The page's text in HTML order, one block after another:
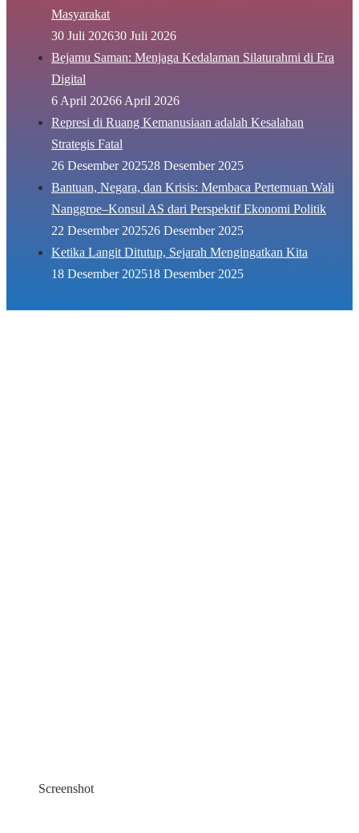
Masyarakat
30 Juli 202630 Juli 2026
Bejamu Saman: Menjaga Kedalaman Silaturahmi di Era
Digital
6 April 20266 April 2026
Represi di Ruang Kemanusiaan adalah Kesalahan
Strategis Fatal
26 Desember 202528 Desember 2025
Bantuan, Negara, dan Krisis: Membaca Pertemuan Wali
Nanggroe–Konsul AS dari Perspektif Ekonomi Politik
22 Desember 202526 Desember 2025
Ketika Langit Ditutup, Sejarah Mengingatkan Kita
18 Desember 202518 Desember 2025
Screenshot